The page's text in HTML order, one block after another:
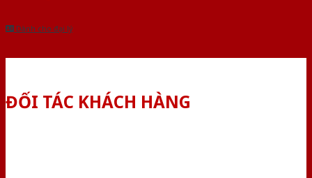
Dành cho đại lý
ĐỐI TÁC KHÁCH HÀNG